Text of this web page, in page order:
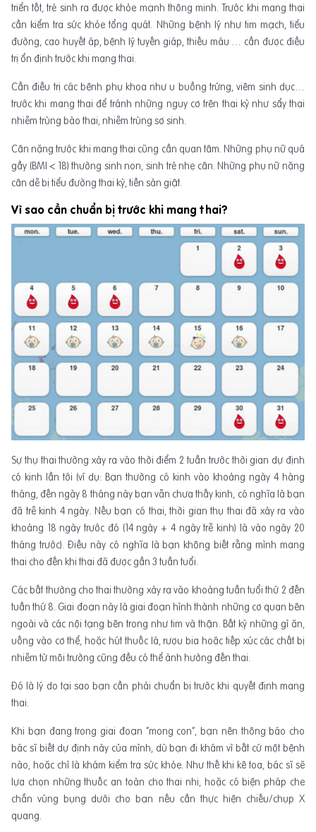
triển tốt, trẻ sinh ra được khỏe mạnh thông minh. Trước khi mang thai
cần kiểm tra sức khỏe tổng quát. Những bệnh lý như tim mạch, tiểu
đường, cao huyết áp, bệnh lý tuyến giáp, thiếu máu … cần được điều
trị ổn định trước khi mang thai.
Cần điều trị các bệnh phụ khoa như u buồng trứng, viêm sinh dục…
trước khi mang thai để tránh những nguy cơ trên thai kỳ như sẩy thai
nhiễm trùng bào thai, nhiễm trùng sơ sinh.
Cân nặng trước khi mang thai cũng cần quan tâm. Những phụ nữ quá
gầy (BMI < 18) thường sinh non, sinh trẻ nhẹ cân. Những phụ nữ nặng
cân dễ bị tiểu đường thai kỳ, tiền sản giật.
Vì sao cần chuẩn bị trước khi mang thai?
Sự thụ thai thường xảy ra vào thời điểm 2 tuần trước thời gian dự định
có kinh lần tới (ví dụ: Bạn thường có kinh vào khoảng ngày 4 hàng
tháng, đến ngày 8 tháng này bạn vẫn chưa thấy kinh, có nghĩa là bạn
đã trễ kinh 4 ngày. Nếu bạn có thai, thời gian thụ thai đã xảy ra vào
khoảng 18 ngày trước đó (14 ngày + 4 ngày trễ kinh) là vào ngày 20
tháng trước). Điều này có nghĩa là bạn không biết rằng mình mang
thai cho đến khi thai đã được gần 3 tuần tuổi.
Các bất thường cho thai thường xảy ra vào khoảng tuần tuổi thứ 2 đến
tuần thứ 8. Giai đoạn này là giai đoạn hình thành những cơ quan bên
ngoài và các nội tạng bên trong như tim và thận. Bất kỳ những gì ăn,
uống vào cơ thể, hoặc hút thuốc lá, rượu bia hoặc tiếp xúc các chất bị
nhiễm từ môi trường cũng đều có thể ảnh hưởng đến thai.
Đó là lý do tại sao bạn cần phải chuẩn bị trước khi quyết định mang
thai.
Khi bạn đang trong giai đoạn “mong con”, bạn nên thông báo cho
bác sĩ biết dự định này của mình, dù bạn đi khám vì bất cứ một bệnh
nào, hoặc chỉ là khám kiểm tra sức khỏe. Như thế khi kê toa, bác sĩ sẽ
lựa chọn những thuốc an toàn cho thai nhi, hoặc có biện pháp che
chắn vùng bụng dưới cho bạn nếu cần thực hiện chiếu/chụp X
quang.